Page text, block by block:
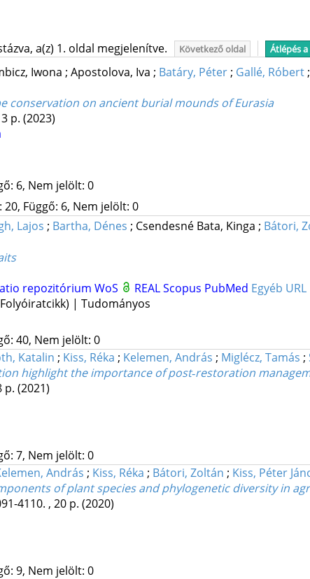
a(z) 1. oldal megjelenítve. Következő oldal Átlépés
Iwona ; Apostolova, Iva ; Batáry, Péter; Gallé, Róbert;
conservation on ancient burial mounds of Eurasia
p. (2023)
6, Nem jelölt: 0
Függő: 6, Nem jelölt: 0
Lajos ; Bartha, Dénes ; Csendesné Bata, Kinga ; Bátori,
repozitórium WoS REALScopus PubMed Egyéb URL
| Tudományos
40, Nem jelölt: 0
Katalin ; Kiss, Réka ; Kelemen, András ; Miglécz, Tamás ;
highlight the importance of post‐restoration
p. (2021)
7, Nem jelölt: 0
András ; Kiss, Réka ; Bátori, Zoltán ; Kiss, Péter
of plant species and phylogenetic diversity in
4110. , 20 p. (2020)
9, Nem jelölt: 0